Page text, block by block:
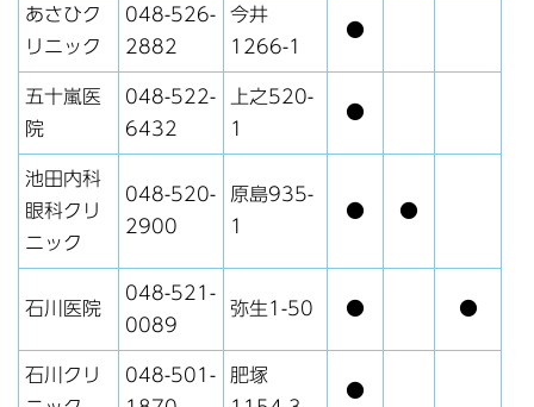
あさひク
リニック
048-526-
2882
今井
1266-1
●
五十嵐医
院
048-522-
6432
上之520-
1
●
池田内科
眼科クリ
ニック
048-520-
2900
原島935-
1
● ●
石川医院
048-521-
0089
弥生1-50 ● ●
石川クリ
048-501-
肥塚
●